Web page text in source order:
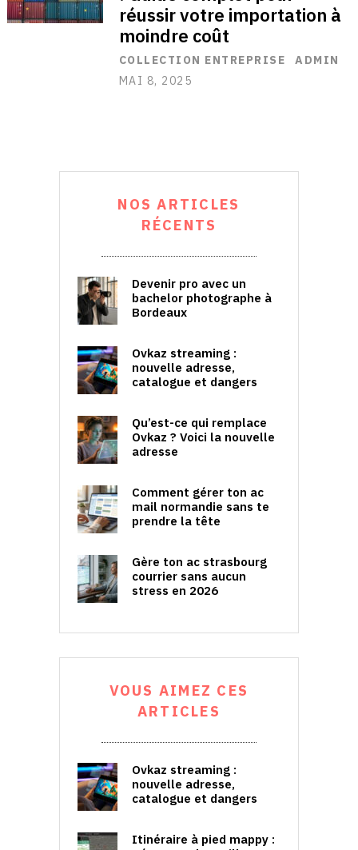
réussir votre importation à
moindre coût
COLLECTION ENTREPRISE
ADMIN
MAI 8, 2025
NOS ARTICLES
RÉCENTS
Devenir pro avec un
bachelor photographe à
Bordeaux
Ovkaz streaming :
nouvelle adresse,
catalogue et dangers
Qu’est-ce qui remplace
Ovkaz ? Voici la nouvelle
adresse
Comment gérer ton ac
mail normandie sans te
prendre la tête
Gère ton ac strasbourg
courrier sans aucun
stress en 2026
VOUS AIMEZ CES
ARTICLES
Ovkaz streaming :
nouvelle adresse,
catalogue et dangers
Itinéraire à pied mappy :